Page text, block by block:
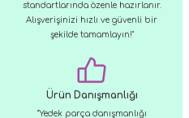
pahalı.
olmalı.
standartlarında özenle hazırlanır.
Alışverişinizi hızlı ve güvenli bir
şekilde tamamlayın!"
Ürün Danışmanlığı
"Yedek parça danışmanlığı